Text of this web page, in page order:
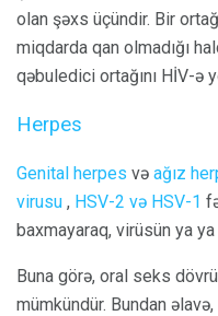
olan şəxs üçündir. Bir
miqdarda qan olmadığı
qəbuledici ortağını HİV-ə
Herpes
Genital herpes və ağız
virusu , HSV-2 və HSV-1
baxmayaraq, virüsün ya
Buna görə, oral seks
mümkündür. Bundan